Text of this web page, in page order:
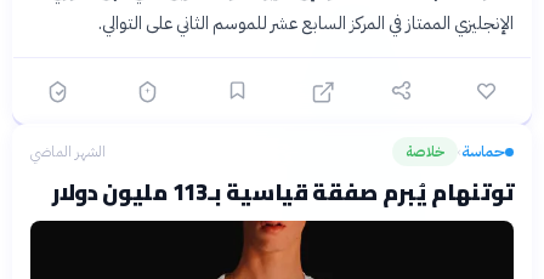
الإنجليزي الممتاز في المركز السابع عشر للموسم الثاني على التوالي.
حماسة› خلاصة الشهر الماضي
توتنهام يُبرم صفقة قياسية بـ113 مليون دولار